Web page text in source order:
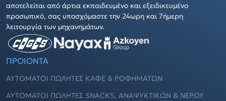
αποτελείται από άρτια εκπαιδευμένο και εξειδικευμένο
προσωπικό, σας υποσχόμαστε την 24ωρη και 7ήμερη
λειτουργία των μηχανημάτων.
ΠΡΟΙΟΝΤΑ
ΑΥΤΌΜΑΤΟΙ ΠΩΛΗΤΈΣ ΚΑΦΈ & ΡΟΦΗΜΆΤΩΝ
ΑΥΤΌΜΑΤΟΙ ΠΩΛΗΤΈΣ SNACKS, ΑΝΑΨΥΚΤΙΚΏΝ & ΝΕΡΟΎ